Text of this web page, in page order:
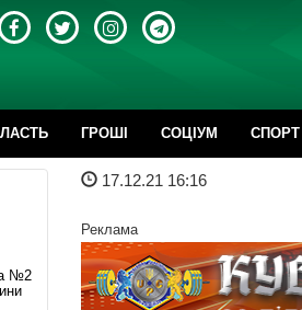
ГРОШІ CОЦІУМ СПОРТ
17.12.21 16:16
Реклама
№2